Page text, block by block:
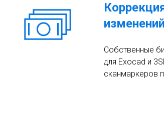
изменений
Собственные
для Exocad и
сканмаркеров